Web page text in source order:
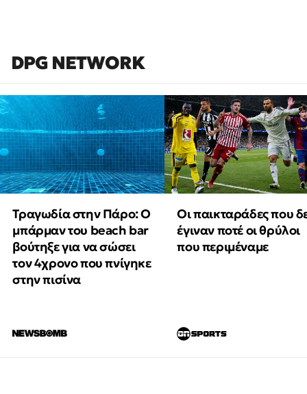
DPG NETWORK
Τραγωδία στην Πάρο: Ο
μπάρμαν του beach bar
βούτηξε για να σώσει
τον 4χρονο που πνίγηκε
στην πισίνα
Οι παικταράδες που
έγιναν ποτέ οι θρύλοι
που περιμέναμε